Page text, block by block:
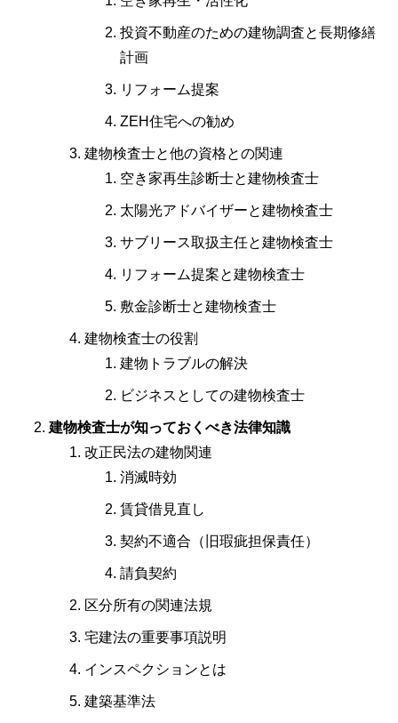
投資不動産のための建物調査と長期修繕
計画
リフォーム提案
ZEH住宅への勧め
建物検査士と他の資格との関連
空き家再生診断士と建物検査士
太陽光アドバイザーと建物検査士
サブリース取扱主任と建物検査士
リフォーム提案と建物検査士
敷金診断士と建物検査士
建物検査士の役割
建物トラブルの解決
ビジネスとしての建物検査士
建物検査士が知っておくべき法律知識
改正民法の建物関連
消滅時効
賃貸借見直し
契約不適合（旧瑕疵担保責任）
請負契約
区分所有の関連法規
宅建法の重要事項説明
インスペクションとは
建築基準法